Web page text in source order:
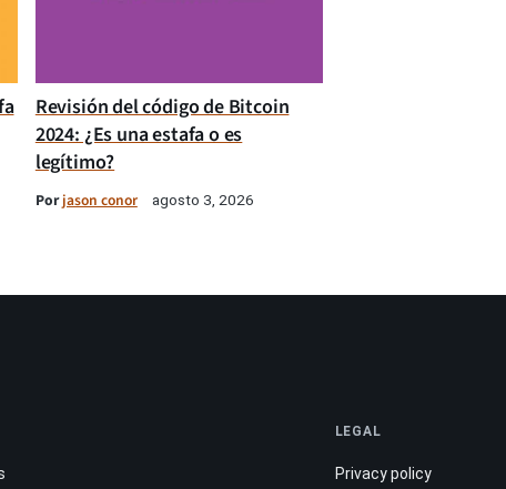
Revisión del código de Bitcoin
2024: ¿Es una estafa o es
legítimo?
Porjason conor agosto 3, 2026
LEGAL
Privacy policy